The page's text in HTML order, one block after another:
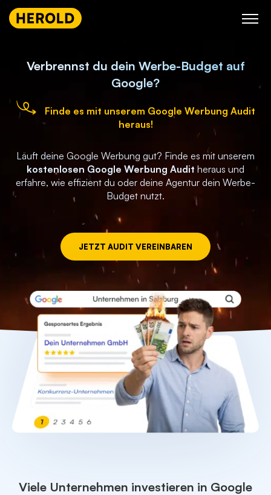
Verbrennst du dein Werbe-Budget auf
Google?
Finde es mit unserem Google Werbung Audit
heraus!
Läuft deine Google Werbung gut? Finde es mit unserem
kostenlosen Google Werbung Audit heraus und
erfahre, wie effizient du oder deine Agentur dein Werbe-
Budget nutzt.
JETZT AUDIT VEREINBAREN
Viele Unternehmen investieren in Google